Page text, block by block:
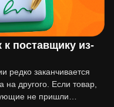
поставщику из-
редко заканчивается
на другого. Если товар,
не пришли